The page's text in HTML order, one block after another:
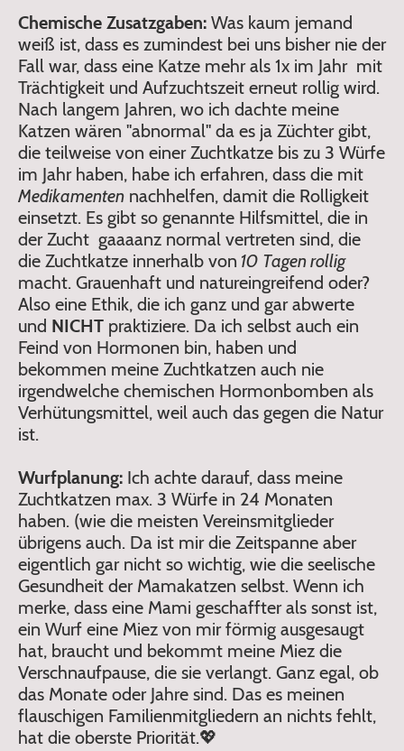
Chemische Zusatzgaben: Was kaum jemand
weiß ist, dass es zumindest bei uns bisher nie der
Fall war, dass eine Katze mehr als 1x im Jahr mit
Trächtigkeit und Aufzuchtszeit erneut rollig wird.
Nach langem Jahren, wo ich dachte meine
Katzen wären "abnormal" da es ja Züchter gibt,
die teilweise von einer Zuchtkatze bis zu 3 Würfe
im Jahr haben, habe ich erfahren, dass die mit
Medikamenten nachhelfen, damit die Rolligkeit
einsetzt. Es gibt so genannte Hilfsmittel, die in
der Zucht gaaaanz normal vertreten sind, die
die Zuchtkatze innerhalb von 10 Tagen rollig
macht. Grauenhaft und natureingreifend oder?
Also eine Ethik, die ich ganz und gar abwerte
und NICHT praktiziere. Da ich selbst auch ein
Feind von Hormonen bin, haben und
bekommen meine Zuchtkatzen auch nie
irgendwelche chemischen Hormonbomben als
Verhütungsmittel, weil auch das gegen die Natur
ist.
Wurfplanung: Ich achte darauf, dass meine
Zuchtkatzen max. 3 Würfe in 24 Monaten
haben. (wie die meisten Vereinsmitglieder
übrigens auch. Da ist mir die Zeitspanne aber
eigentlich gar nicht so wichtig, wie die seelische
Gesundheit der Mamakatzen selbst. Wenn ich
merke, dass eine Mami geschaffter als sonst ist,
ein Wurf eine Miez von mir förmig ausgesaugt
hat, braucht und bekommt meine Miez die
Verschnaufpause, die sie verlangt. Ganz egal, ob
das Monate oder Jahre sind. Das es meinen
flauschigen Familienmitgliedern an nichts fehlt,
hat die oberste Priorität.💖